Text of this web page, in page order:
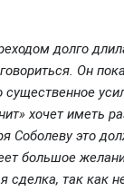
долго
Он
существенное
хочет иметь
Соболеву это
большое
сделка, так как